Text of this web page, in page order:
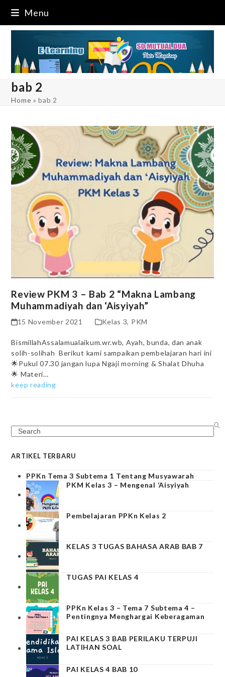
content
Menu
bab 2
Home »bab 2
Review PKM 3 – Bab 2 “Makna Lambang
Muhammadiyah dan ‘Aisyiyah”
15 November 2021 Kelas 3, PKM
BismillahAssalamualaikum.wr.wb, Ayah, bunda, dan anak
solih-solihah Berikut kami sampaikan pembelajaran hari ini
🌟Pukul 07.30 jangan lupa Ngaji morning & Shalat Dhuha
🌟 Materi…
keep reading
Search
ARTIKEL TERBARU
PPKn Tema 3 Subtema 1 Tentang Musyawarah
PKM Kelas 3 – Mengenal ‘Aisyiyah
Pembelajaran PPKn Kelas 2
KELAS 3 TUGAS BAHASA ARAB BAB 7
TUGAS PAI KELAS 4
PPKn Kelas 3 – Tema 7 Subtema 4 –
Pentingnya Menghargai Keberagaman
PAI KELAS 3 BAB PERILAKU TERPUJI
LATIHAN SOAL
PAI KELAS 4 BAB 10